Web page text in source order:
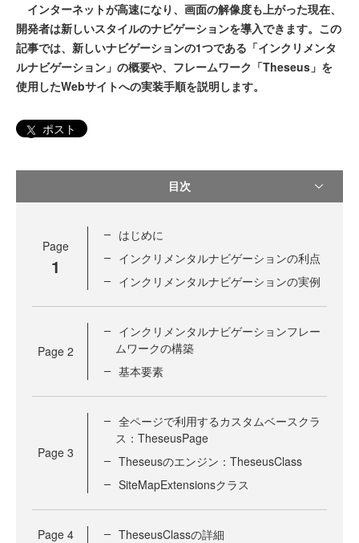
インターネットが高速になり、画面の解像度も上がった現在、
開発者は新しいスタイルのナビゲーションを導入できます。この
記事では、新しいナビゲーションの1つである「インクリメンタ
ルナビゲーション」の概要や、フレームワーク「Theseus」を
使用したWebサイトへの実装手順を説明します。
ポスト
目次
Page
1
はじめに
インクリメンタルナビゲーションの利点
インクリメンタルナビゲーションの実例
Page 2
インクリメンタルナビゲーションフレー
ムワークの構築
基本要素
Page 3
全ページで利用するカスタムベースクラ
ス：TheseusPage
Theseusのエンジン：TheseusClass
SiteMapExtensionsクラス
Page 4 TheseusClassの詳細